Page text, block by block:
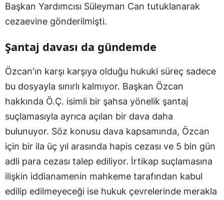
Başkan Yardımcısı Süleyman Can tutuklanarak
cezaevine gönderilmişti.
Şantaj davası da gündemde
Özcan'ın karşı karşıya olduğu hukuki süreç sadece
bu dosyayla sınırlı kalmıyor. Başkan Özcan
hakkında Ö.Ç. isimli bir şahsa yönelik şantaj
suçlamasıyla ayrıca açılan bir dava daha
bulunuyor. Söz konusu dava kapsamında, Özcan
için bir ila üç yıl arasında hapis cezası ve 5 bin gün
adli para cezası talep ediliyor. İrtikap suçlamasına
ilişkin iddianamenin mahkeme tarafından kabul
edilip edilmeyeceği ise hukuk çevrelerinde merakla